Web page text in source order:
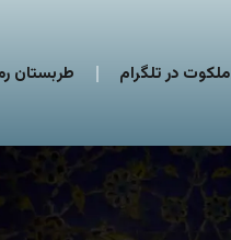
ملکوت در تلگرام طربستان